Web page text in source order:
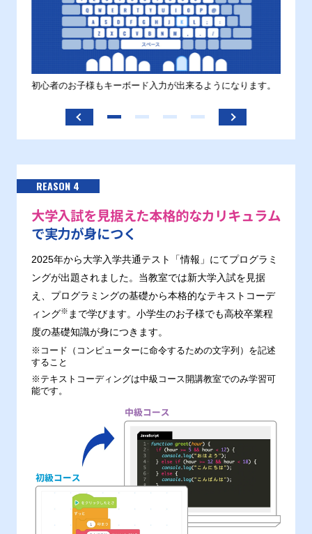
初心者のお子様もキーボード入力が出来るようになります。
REASON 4
大学入試を見据えた本格的なカリキュラム
で実力が身につく
2025年から大学入学共通テスト「情報」にてプログラミ
ングが出題されました。当教室では新大学入試を見据
え、プログラミングの基礎から本格的なテキストコーデ
ィング※ まで学びます。小学生のお子様でも高校卒業程
度の基礎知識が身につきます。
※コード（コンピューターに命令するための文字列）を記述
すること
※テキストコーディングは中級コース開講教室でのみ学習可
能です。